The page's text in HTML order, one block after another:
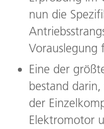
nun die
Vorauslegung
Eine der
bestand
der
Elektromotor